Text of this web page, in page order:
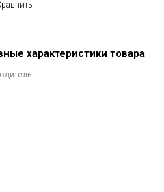
характеристики товара